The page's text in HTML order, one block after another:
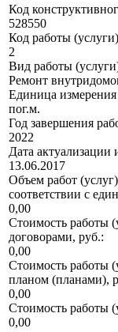
Код
528550
Код работы
2
Вид работы
Ремонт
Единица
пог.м.
Год завершения
2022
Дата актуализации
13.06.2017
Объем работ
соответствии с
0,00
Стоимость работы
договорами, руб.:
0,00
Стоимость работы
планом (планами),
0,00
Стоимость работы
0,00